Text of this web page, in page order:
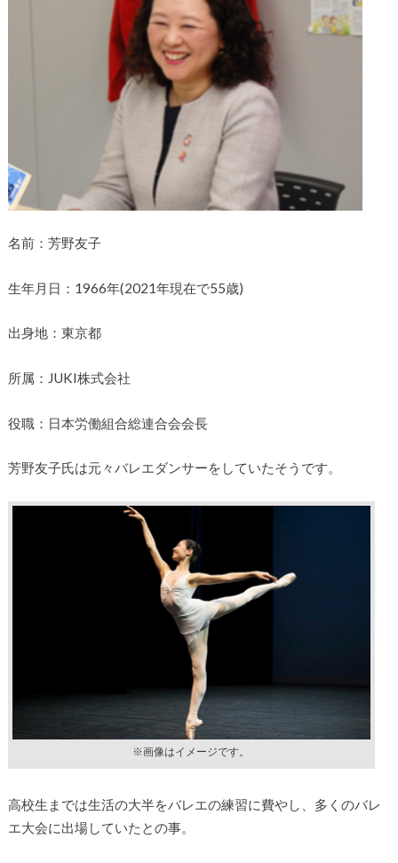
名前：芳野友子
生年月日：1966年(2021年現在で55歳)
出身地：東京都
所属：JUKI株式会社
役職：日本労働組合総連合会会長
芳野友子氏は元々バレエダンサーをしていたそうです。
※画像はイメージです。
高校生までは生活の大半をバレエの練習に費やし、多くのバレ
エ大会に出場していたとの事。